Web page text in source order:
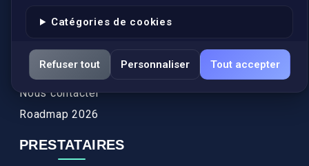
Catégories de cookies
Refuser tout Personnaliser Tout accepter
Actualités
Services
FAQ
Nous contacter
Roadmap 2026
PRESTATAIRES